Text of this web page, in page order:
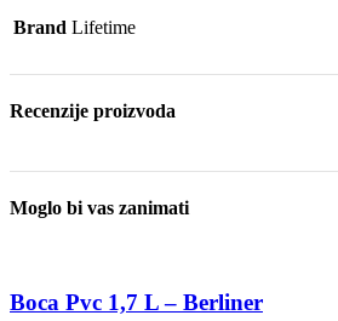
Brand Lifetime
Recenzije proizvoda
Moglo bi vas zanimati
Boca Pvc 1,7 L – Berliner